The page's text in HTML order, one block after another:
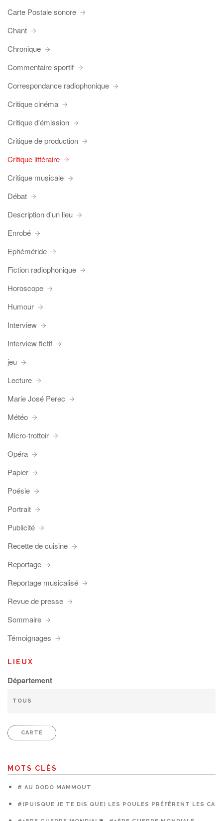
Carte Postale sonore
Chant
Chronique
Commentaire sportif
Correspondance radiophonique
Critique cinéma
Critique d'émission
Critique de production
Critique littéraire
Critique musicale
Débat
Description d'un lieu
Enrobé
Ephéméride
Fiction radiophonique
Horoscope
Humour
Interview
Interview fictif
jeu
Lecture
Marie José Perec
Météo
Micro-trottoir
Opéra
Papier
Poésie
Portrait
Publicité
Recette de cuisine
Reportage
Reportage musicalisé
Revue de presse
Sommaire
Témoignages
LIEUX
Département
CARTE
MOTS CLÉS
# AU DODO MAMMOUT
#(PUISQUE JE TE DIS QUE) LES POULES PRÉFÈRENT LES